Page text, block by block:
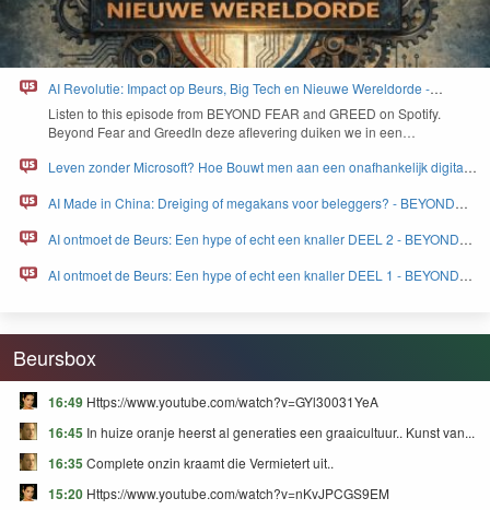
AI Revolutie: Impact op Beurs, Big Tech en Nieuwe Wereldorde -
BEYOND FEAR and GREED
Lis­ten to this episode from BEYOND FEAR and GREED on Spo­ti­fy.
Beyond Fear and Greed­In deze aflev­er­ing duiken we in een…
Leven zonder Microsoft? Hoe Bouwt men aan een onafhankelijk digitaal
AI Made in China: Dreiging of megakans voor beleggers? - BEYOND
AI ontmoet de Beurs: Een hype of echt een knaller DEEL 2 - BEYOND
AI ontmoet de Beurs: Een hype of echt een knaller DEEL 1 - BEYOND
Beursbox
16:49 Https://www.youtube.com/watch?v=GYl30031YeA
16:45 In huize oranje heerst al generaties een graaicultuur.. Kunst van...
16:35 Complete onzin kraamt die Vermietert uit..
15:20 Https://www.youtube.com/watch?v=nKvJPCGS9EM